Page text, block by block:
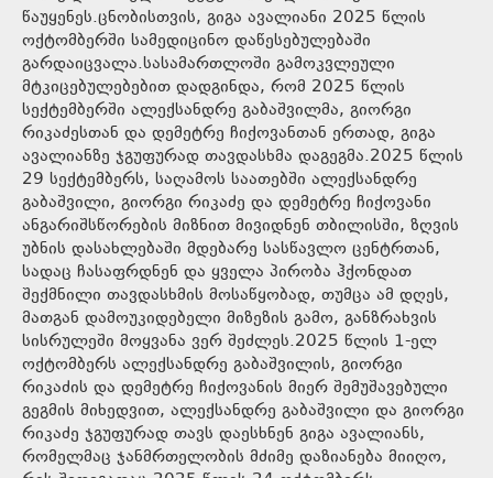
წაუყენეს.ცნობისთვის, გიგა ავალიანი 2025 წლის
ოქტომბერში სამედიცინო დაწესებულებაში
გარდაიცვალა.სასამართლოში გამოკვლეული
მტკიცებულებებით დადგინდა, რომ 2025 წლის
სექტემბერში ალექსანდრე გაბაშვილმა, გიორგი
რიკაძესთან და დემეტრე ჩიქოვანთან ერთად, გიგა
ავალიანზე ჯგუფურად თავდასხმა დაგეგმა.2025 წლის
29 სექტემბერს, საღამოს საათებში ალექსანდრე
გაბაშვილი, გიორგი რიკაძე და დემეტრე ჩიქოვანი
ანგარიშსწორების მიზნით მივიდნენ თბილისში, ზღვის
უბნის დასახლებაში მდებარე სასწავლო ცენტრთან,
სადაც ჩასაფრდნენ და ყველა პირობა ჰქონდათ
შექმნილი თავდასხმის მოსაწყობად, თუმცა ამ დღეს,
მათგან დამოუკიდებელი მიზეზის გამო, განზრახვის
სისრულეში მოყვანა ვერ შეძლეს.2025 წლის 1-ელ
ოქტომბერს ალექსანდრე გაბაშვილის, გიორგი
რიკაძის და დემეტრე ჩიქოვანის მიერ შემუშავებული
გეგმის მიხედვით, ალექსანდრე გაბაშვილი და გიორგი
რიკაძე ჯგუფურად თავს დაესხნენ გიგა ავალიანს,
რომელმაც ჯანმრთელობის მძიმე დაზიანება მიიღო,